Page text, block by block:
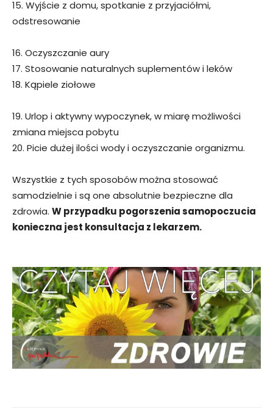
15. Wyjście z domu, spotkanie z przyjaciółmi,
odstresowanie
16. Oczyszczanie aury
17. Stosowanie naturalnych suplementów i leków
18. Kąpiele ziołowe
19. Urlop i aktywny wypoczynek, w miarę możliwości
zmiana miejsca pobytu
20. Picie dużej ilości wody i oczyszczanie organizmu.
Wszystkie z tych sposobów można stosować
samodzielnie i są one absolutnie bezpieczne dla
zdrowia. W przypadku pogorszenia samopoczucia
konieczna jest konsultacja z lekarzem.